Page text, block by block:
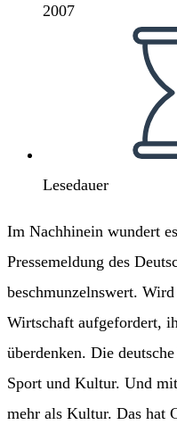
2007
Lesedauer
Im Nachhinein wundert
Pressemeldung des
beschmunzelnswert.
Wirtschaft aufgefordert,
überdenken. Die
Sport und Kultur. Und
mehr als Kultur. Das hat